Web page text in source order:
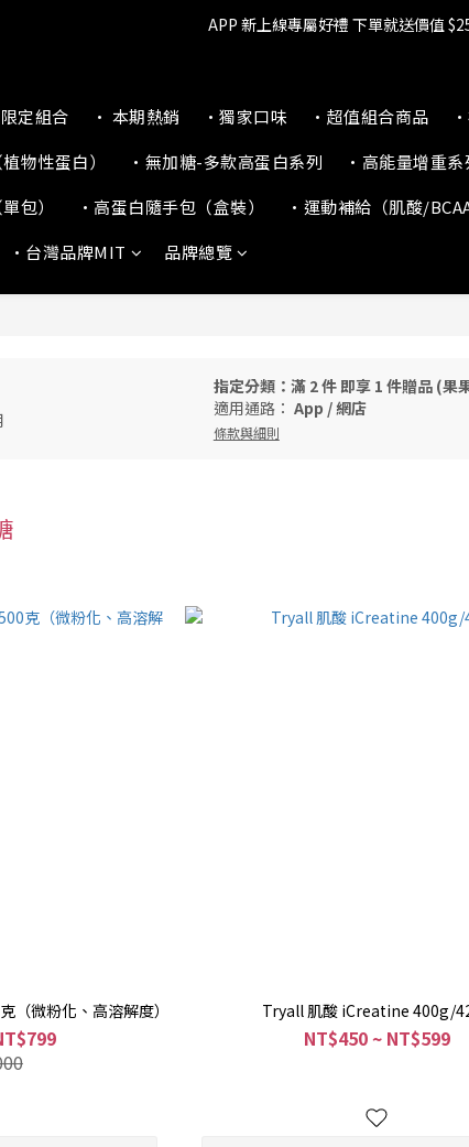
🔥滿$599【超商取貨免運】下單再送2%
APP 新上線專屬好禮 下單就送價值
🔥滿$599【超商取貨免運】下單再送
定組合 • 本期熱銷 •獨家口味 •超值組合商品
物性蛋白）
•無加糖-多款高蛋白系列 •高能量增重系
包）
•高蛋白隨手包（盒裝） •運動補給（肌酸/
•台灣品牌MIT 品牌總覽
指定分類：滿 2 件 即享 1 件贈品 (果
適用通路： App /網店
條款與細則
（微粉化、高溶解度） Tryall 肌酸 iCreatine 400g/
NT$450 ~ NT$599